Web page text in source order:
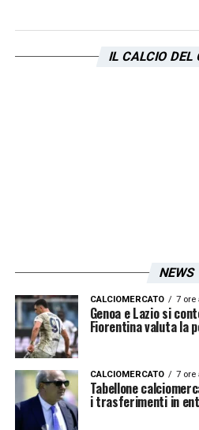
IL CALCIO DEL
NEWS
CALCIOMERCATO 7 ore
Genoa e Lazio si
Fiorentina valuta la
CALCIOMERCATO 7 ore
Tabellone
i trasferimenti in